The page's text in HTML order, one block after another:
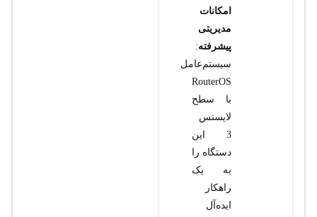
امکانات
مدیریتی
پیشرفته:
سیستم‌عامل
RouterOS
با سطح
لایسنس
3 این
دستگاه را
به یک
راهکار
ایده‌آل